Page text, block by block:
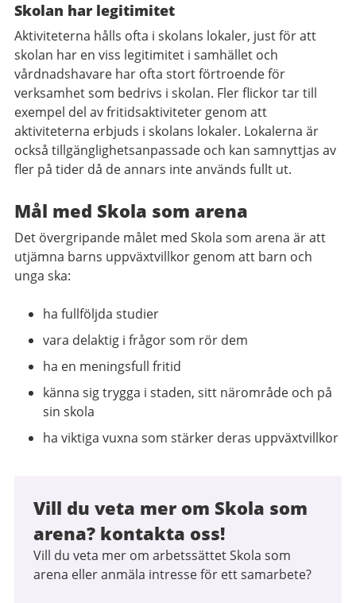
Skolan har legitimitet
Aktiviteterna hålls ofta i skolans lokaler, just för att
skolan har en viss legitimitet i samhället och
vårdnadshavare har ofta stort förtroende för
verksamhet som bedrivs i skolan. Fler flickor tar till
exempel del av fritidsaktiviteter genom att
aktiviteterna erbjuds i skolans lokaler. Lokalerna är
också tillgänglighetsanpassade och kan samnyttjas av
fler på tider då de annars inte används fullt ut.
Mål med Skola som arena
Det övergripande målet med Skola som arena är att
utjämna barns uppväxtvillkor genom att barn och
unga ska:
ha fullföljda studier
vara delaktig i frågor som rör dem
ha en meningsfull fritid
känna sig trygga i staden, sitt närområde och på
sin skola
ha viktiga vuxna som stärker deras uppväxtvillkor
Vill du veta mer om Skola som
arena? kontakta oss!
Vill du veta mer om arbetssättet Skola som
arena eller anmäla intresse för ett samarbete?